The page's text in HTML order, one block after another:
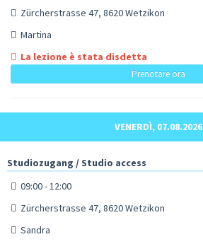
Zürcherstrasse 47, 8620 Wetzikon
Martina
La lezione è stata disdetta
Prenotare ora
VENERDÌ, 07.08.2026
Studiozugang / Studio access
09:00 - 12:00
Zürcherstrasse 47, 8620 Wetzikon
Sandra